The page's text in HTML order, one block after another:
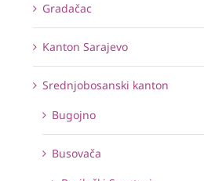
Gradačac
Kanton Sarajevo
Srednjobosanski kanton
Bugojno
Busovača